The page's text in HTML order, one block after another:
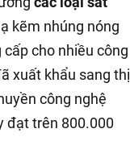
kẽm nhúng nóng
cho nhiều công
xuất khẩu sang thị
công nghệ
đạt trên 800.000